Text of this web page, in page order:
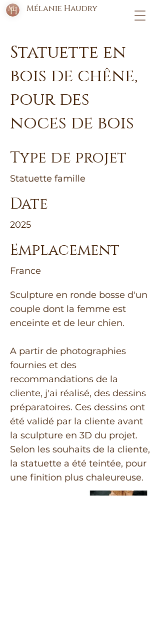
Mélanie Haudry
Statuette en
bois de chêne,
pour des
noces de bois
Type de projet
Statuette famille
Date
2025
Emplacement
France
Sculpture en ronde bosse d'un
couple dont la femme est
enceinte et de leur chien.
A partir de photographies
fournies et des
recommandations de la
cliente, j'ai réalisé, des dessins
préparatoires. Ces dessins ont
été validé par la cliente avant
la sculpture en 3D du projet.
Selon les souhaits de la cliente,
la statuette a été teintée, pour
une finition plus chaleureuse.